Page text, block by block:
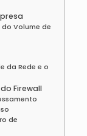
Volume de
da Rede e o
Firewall
de